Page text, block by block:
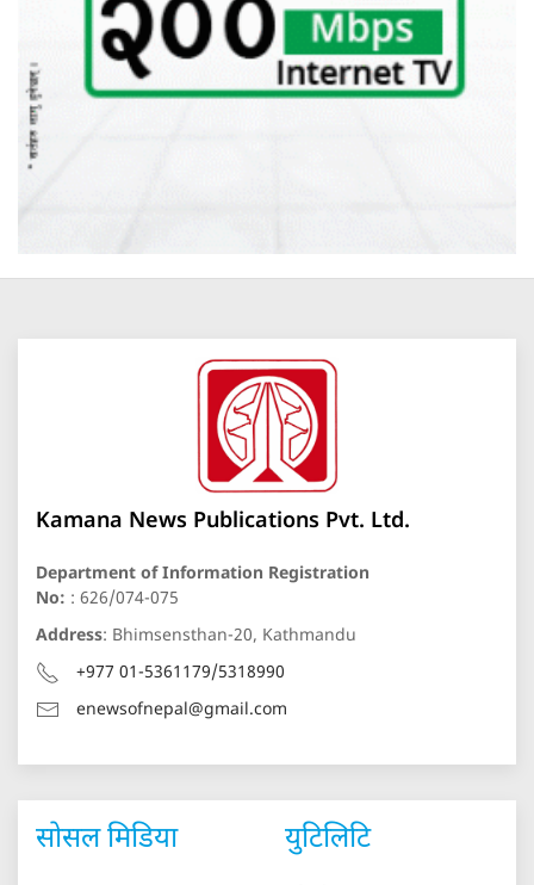
Kamana News Publications Pvt. Ltd.
Department of Information Registration
No: : 626/074-075
Address: Bhimsensthan-20, Kathmandu
+977 01-5361179/5318990
enewsofnepal@gmail.com
सोसल मिडिया युटिलिटि